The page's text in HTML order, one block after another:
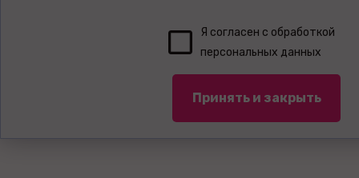
Я согласен с обработкой
персональных данных
Принять и закрыть